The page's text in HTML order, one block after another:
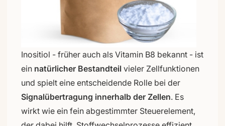
Inositiol - früher auch als Vitamin B8 bekannt - ist
ein natürlicher Bestandteil vieler Zellfunktionen
und spielt eine entscheidende Rolle bei der
Signalübertragung innerhalb der Zellen. Es
wirkt wie ein fein abgestimmter Steuerelement,